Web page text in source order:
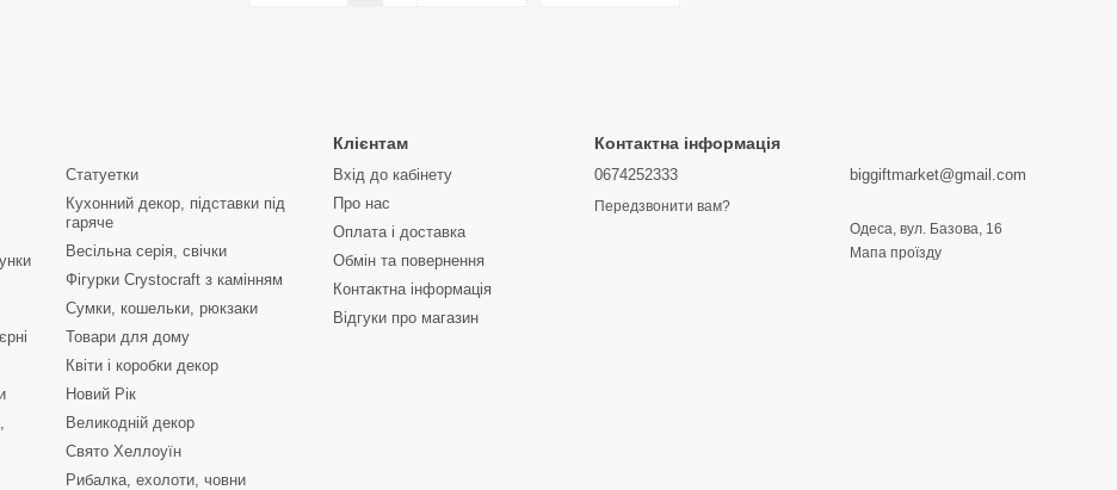
Статуетки
Кухонний декор, підставки під
гаряче
Весільна серія, свічки
Фігурки Crystocraft з камінням
Сумки, кошельки, рюкзаки
Товари для дому
Квіти і коробки декор
Новий Рік
Великодній декор
Свято Хеллоуїн
Рибалка, ехолоти, човни
Клієнтам
Вхід до кабінету
Про нас
Оплата і доставка
Обмін та повернення
Контактна інформація
Відгуки про магазин
Контактна інформація
0674252333
Передзвонити вам?
biggiftmarket@gmail.com
Одеса, вул. Базова, 16
Мапа проїзду